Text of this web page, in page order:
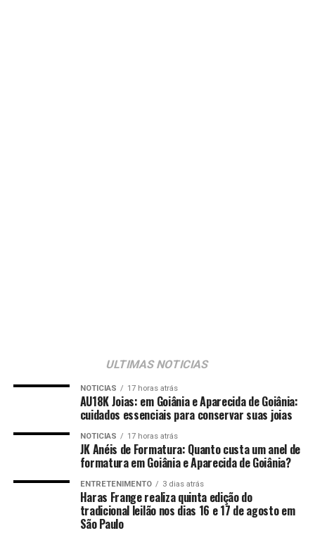
ULTIMAS NOTICIAS
NOTICIAS 17 horas atrás
AU18K Joias: em Goiânia e Aparecida de Goiânia:
cuidados essenciais para conservar suas joias
NOTICIAS 17 horas atrás
JK Anéis de Formatura: Quanto custa um anel de
formatura em Goiânia e Aparecida de Goiânia?
ENTRETENIMENTO 3 dias atrás
Haras Frange realiza quinta edição do
tradicional leilão nos dias 16 e 17 de agosto em
São Paulo